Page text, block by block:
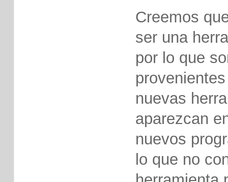
Creemos
ser una
por lo que
nuevas
aparezcan
nuevos
lo que no